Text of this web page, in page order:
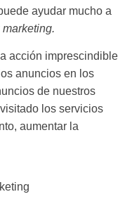
ayudar mucho a
acción imprescindible
anuncios en los
de nuestros
los servicios
aumentar la